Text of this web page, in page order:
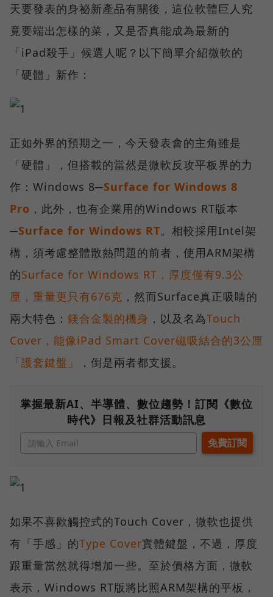
天要發表的身祕新產品有關後，這位軟體巨人究
竟要端出怎樣的菜，又是否真能成為最新的
「iPad殺手」候選人呢？以下簡單介紹微軟的
「硬體」新作：
正如外界的預期之一，今天發表會的主角雖是
「硬體」，但搭載的當然是微軟反攻平板界的力
作：Windows 8─Surface for Windows 8
Pro ，此外，也有企業用的Windows RT版本
─Surface for Windows RT。相較採用Intel架
構，須考慮整體散熱問題的前者，使用ARM架構
的Surface for Windows RT，厚度僅有9.3公
厘，重量更只有676克 ，然而Surface真正吸睛的
兩大特色： 鎂合金製的機身 ，以及名為Touch
Cover，能像iPad Smart Cover磁吸結合的3公厘
「護套鍵盤」
，倒是兩者都支援。
掌握最新AI、半導體、數位趨勢！訂閱《數位
時代》日報及社群活動訊息
如果不喜歡觸控式的Touch Cover，微軟也提供
有「手感」的Type Cover實體鍵盤，不過，厚度
跟重量當然就得增加一些。至於價格方面，微軟
表示，Windows RT版將比照ARM架構的平板，